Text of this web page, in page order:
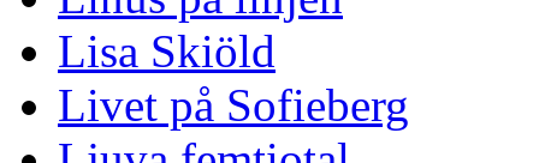
Lisa Skiöld
Livet på Sofieberg